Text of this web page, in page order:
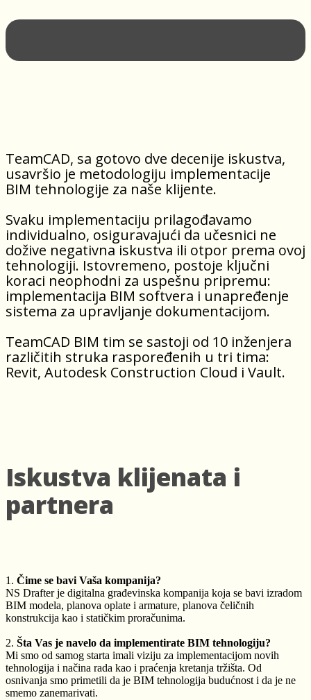
TeamCAD, sa gotovo dve decenije iskustva,
usavršio je metodologiju implementacije
BIM tehnologije za naše klijente.
Svaku implementaciju prilagođavamo
individualno, osiguravajući da učesnici ne
dožive negativna iskustva ili otpor prema ovoj
tehnologiji. Istovremeno, postoje ključni
koraci neophodni za uspešnu pripremu:
implementacija BIM softvera i unapređenje
sistema za upravljanje dokumentacijom.
TeamCAD BIM tim se sastoji od 10 inženjera
različitih struka raspoređenih u tri tima:
Revit, Autodesk Construction Cloud i Vault.
Iskustva klijenata i
partnera
1. Čime se bavi Vaša kompanija?
NS Drafter je digitalna građevinska kompanija koja se bavi izradom
BIM modela, planova oplate i armature, planova čeličnih
konstrukcija kao i statičkim proračunima.
2. Šta Vas je navelo da implementirate BIM tehnologiju?
Mi smo od samog starta imali viziju za implementacijom novih
tehnologija i načina rada kao i praćenja kretanja tržišta. Od
osnivanja smo primetili da je BIM tehnologija budućnost i da je ne
smemo zanemarivati.